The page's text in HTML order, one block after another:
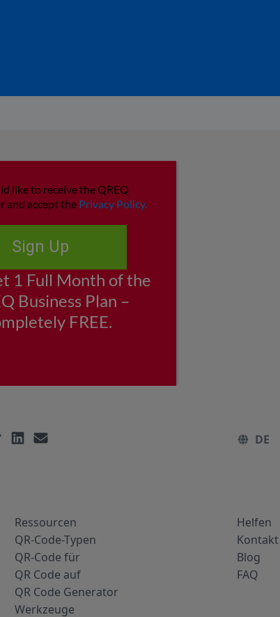
DE
Ressourcen
QR-Code-Typen
QR-Code für
QR Code auf
QR Code Generator
Werkzeuge
Helfen
Kontakt
Blog
FAQ